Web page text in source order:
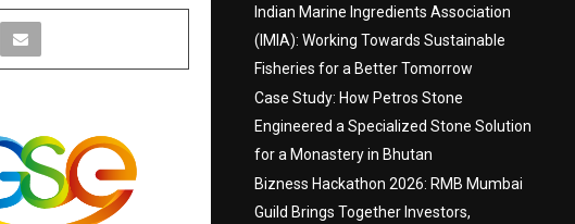
Indian Marine Ingredients Association
(IMIA): Working Towards Sustainable
Fisheries for a Better Tomorrow
Case Study: How Petros Stone
Engineered a Specialized Stone Solution
for a Monastery in Bhutan
Bizness Hackathon 2026: RMB Mumbai
Guild Brings Together Investors,